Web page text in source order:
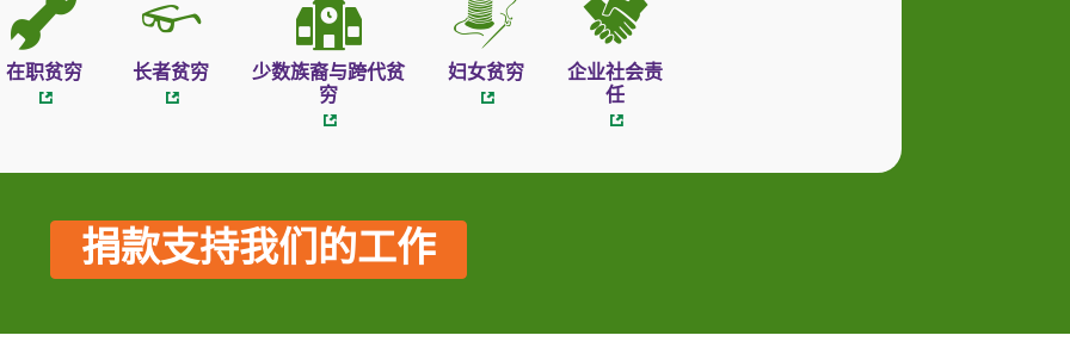
在职贫穷 长者贫穷
少数族裔与跨代贫
穷
妇女贫穷
企业社会责
任
捐款支持我们的工作